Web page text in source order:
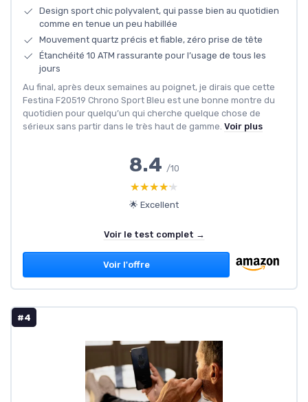
Design sport chic polyvalent, qui passe bien au quotidien
comme en tenue un peu habillée
Mouvement quartz précis et fiable, zéro prise de tête
Étanchéité 10 ATM rassurante pour l’usage de tous les
jours
Au final, après deux semaines au poignet, je dirais que cette
Festina F20519 Chrono Sport Bleu est une bonne montre du
quotidien pour quelqu’un qui cherche quelque chose de
sérieux sans partir dans le très haut de gamme. Voir plus
8.4 /10
★★★★★
★★★★★
🌟 Excellent
Voir le test complet →
Voir l'offre
#4